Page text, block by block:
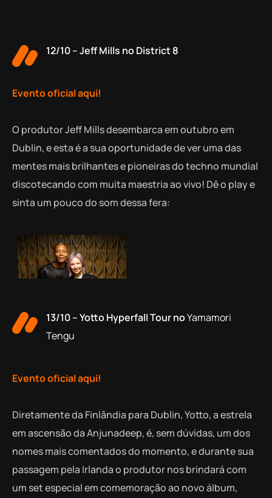
12/10 – Jeff Mills no District 8
Evento oficial aqui!
O produtor Jeff Mills desembarca em outubro em
Dublin, e esta é a sua oportunidade de ver uma das
mentes mais brilhantes e pioneiras do techno mundial
discotecando com muita maestria ao vivo! Dê o play e
sinta um pouco do som dessa fera:
13/10 – Yotto Hyperfall Tour noYamamori
Tengu
Evento oficial aqui!
Diretamente da Finlândia para Dublin, Yotto, a estrela
em ascensão da Anjunadeep, é, sem dúvidas, um dos
nomes mais comentados do momento, e durante sua
passagem pela Irlanda o produtor nos brindará com
um set especial em comemoração ao novo álbum,